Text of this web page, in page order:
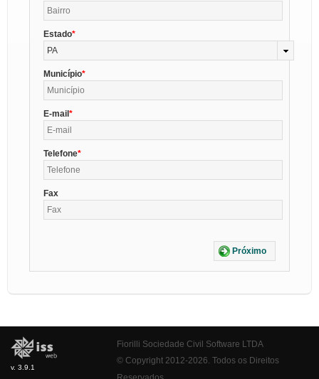
Estado
PA
Município
E-mail
Telefone
Fax
Próximo
v. 3.9.1
Fiorilli Sociedade Civil Software LTDA
© Copyright 2012-2026. Todos os Direitos